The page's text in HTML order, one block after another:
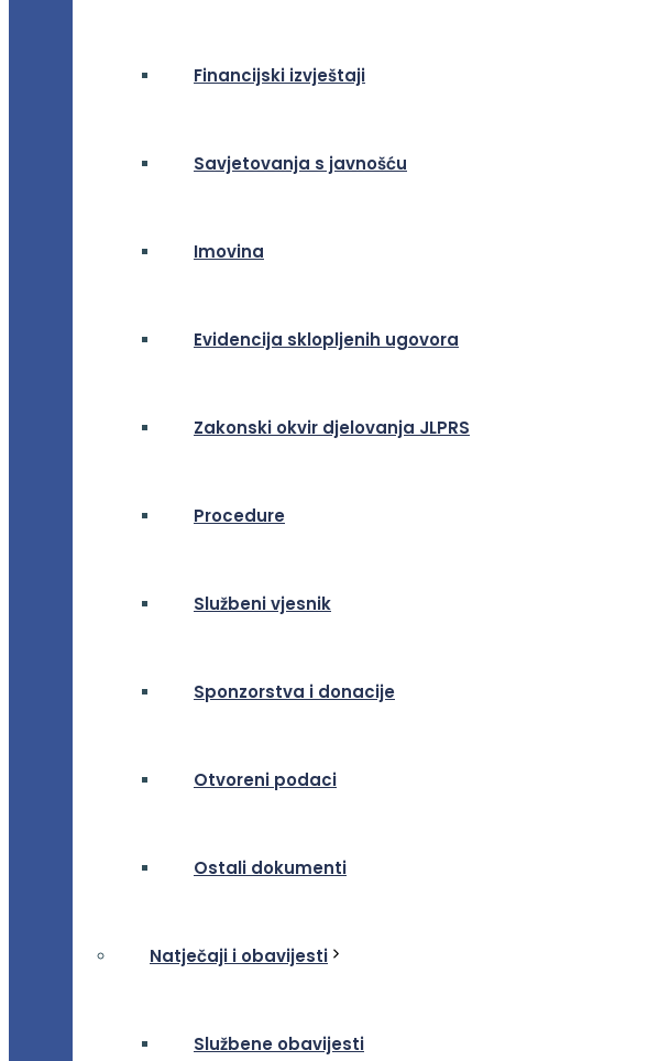
Financijski izvještaji
Savjetovanja s javnošću
Imovina
Evidencija sklopljenih ugovora
Zakonski okvir djelovanja JLPRS
Procedure
Službeni vjesnik
Sponzorstva i donacije
Otvoreni podaci
Ostali dokumenti
Natječaji i obavijesti
Službene obavijesti